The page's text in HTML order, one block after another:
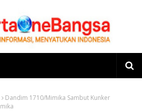
Dandim 1710/Mimika Sambut Kunker